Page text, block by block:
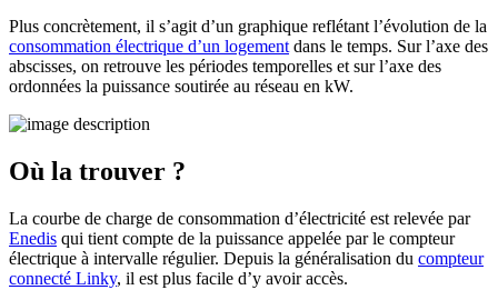
Plus concrètement, il s’agit d’un graphique reflétant l’évolution de la
consommation électrique d’un logement dans le temps. Sur l’axe des
abscisses, on retrouve les périodes temporelles et sur l’axe des
ordonnées la puissance soutirée au réseau en kW.
Où la trouver ?
La courbe de charge de consommation d’électricité est relevée par
Enedis qui tient compte de la puissance appelée par le compteur
électrique à intervalle régulier. Depuis la généralisation du compteur
connecté Linky, il est plus facile d’y avoir accès.